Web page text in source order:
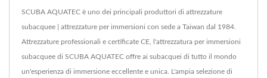
SCUBA AQUATEC è uno dei principali produttori di attrezzature
subacquee | attrezzature per immersioni con sede a Taiwan dal 1984.
Attrezzature professionali e certificate CE, l'attrezzatura per immersioni
subacquee di SCUBA AQUATEC offre ai subacquei di tutto il mondo
un'esperienza di immersione eccellente e unica. L'ampia selezione di